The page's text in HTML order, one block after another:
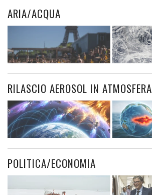
ARIA/ACQUA
RILASCIO AEROSOL IN ATMOSFERA
POLITICA/ECONOMIA